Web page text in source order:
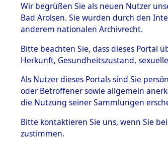
HOME
BESTÄNDE
Inhaftierungsdoku
mente
5. Verschiedenes
Todesmärsche
5.3.1 Alliierte
→
Wir begrüßen Sie als neuen Nutzer
Bad Arolsen. Sie wurden durch den
anderem nationalen Archivrecht.
Bitte beachten Sie, dass dieses Portal
Herkunft, Gesundheitszustand,
Als Nutzer dieses Portals sind Sie
oder Betroffener sowie allgemein
die Nutzung seiner Sammlungen
Bitte kontaktieren Sie uns, wenn Sie
zustimmen.